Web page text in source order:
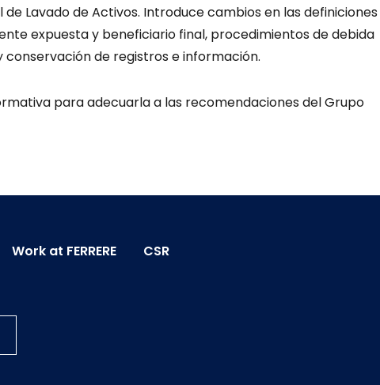
de Lavado de Activos. Introduce cambios en las definiciones
expuesta y beneficiario final, procedimientos de debida
conservación de registros e información.
para adecuarla a las recomendaciones del Grupo
Work at FERRERE CSR